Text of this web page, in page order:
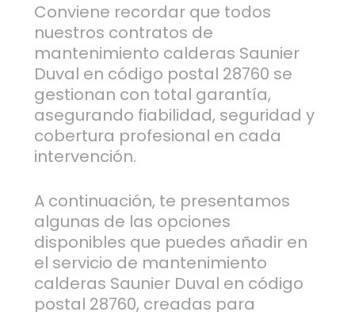
Conviene recordar que todos
nuestros contratos de
mantenimiento calderas Saunier
Duval en código postal 28760 se
gestionan con total garantía,
asegurando fiabilidad, seguridad y
cobertura profesional en cada
intervención.
A continuación, te presentamos
algunas de las opciones
disponibles que puedes añadir en
el servicio de mantenimiento
calderas Saunier Duval en código
postal 28760, creadas para